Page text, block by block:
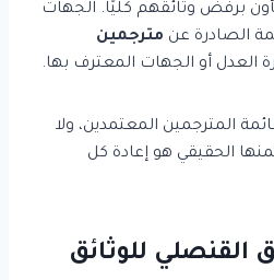
برفض وثائقهم كليًا. الجهات
الصادرة عن مترجمين
العدل أو الجهات المعترف بها.
المترجمين المعتمدين، ولا
الحقيقي هو إعادة كل
القنصلي للوثائق